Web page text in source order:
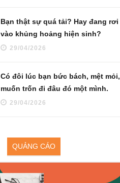
Bạn thật sự quá tải? Hay đang rơi
vào khủng hoảng hiện sinh?
29/04/2026
Có đôi lúc bạn bức bách, mệt mỏi,
muốn trốn đi đâu đó một mình.
29/04/2026
QUẢNG CÁO